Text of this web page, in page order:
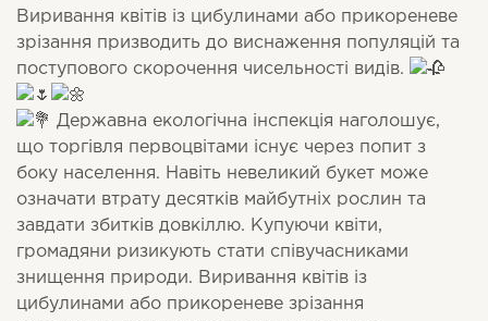
Виривання квітів із цибулинами або прикореневе
зрізання призводить до виснаження популяцій та
поступового скорочення чисельності видів.
Державна екологічна інспекція наголошує,
що торгівля первоцвітами існує через попит з
боку населення. Навіть невеликий букет може
означати втрату десятків майбутніх рослин та
завдати збитків довкіллю. Купуючи квіти,
громадяни ризикують стати співучасниками
знищення природи. Виривання квітів із
цибулинами або прикореневе зрізання